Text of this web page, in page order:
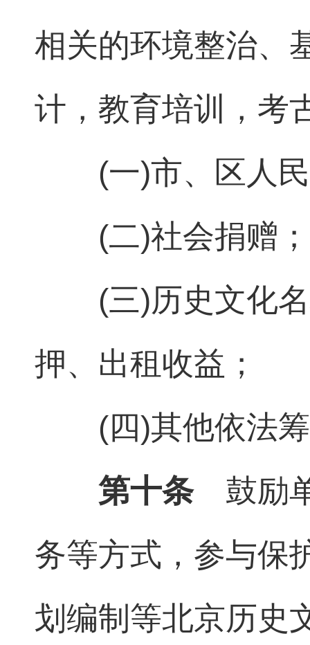
相关的环境整治、
计，教育培训，考
(一)市、区人
(二)社会捐赠；
(三)历史文化
押、出租收益；
(四)其他依法
第十条鼓励单
务等方式，参与保
划编制等北京历史